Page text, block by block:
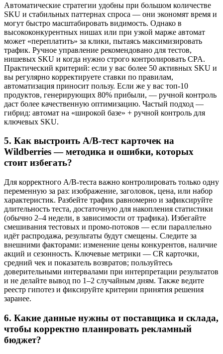
Автоматические стратегии удобны при большом количестве
SKU и стабильных паттернах спроса — они экономят время и
могут быстро масштабировать видимость. Однако в
высококонкурентных нишах или при узкой марже автомат
может «переплатить» за клики, пытаясь максимизировать
трафик. Ручное управление рекомендовано для тестов,
нишевых SKU и когда нужно строго контролировать CPA.
Практический критерий: если у вас более 50 активных SKU и
вы регулярно корректируете ставки по правилам,
автоматизация приносит пользу. Если же у вас топ-10
продуктов, генерирующих 80% прибыли, — ручной контроль
даст более качественную оптимизацию. Частый подход —
гибрид: автомат на «широкой базе» + ручной контроль для
ключевых SKU.
5. Как выстроить A/B-тест карточек на
Wildberries — методика и ошибки, которых
стоит избегать?
Для корректного A/B-теста важно контролировать только одну
переменную за раз: изображение, заголовок, цена, или набор
характеристик. Разбейте трафик равномерно и зафиксируйте
длительность теста, достаточную для накопления статистики
(обычно 2–4 недели, в зависимости от трафика). Избегайте
смешивания тестовых и промо-потоков — если параллельно
идёт распродажа, результаты будут смещены. Следите за
внешними факторами: изменение цены конкурентов, наличие
акций и сезонность. Ключевые метрики — CR карточки,
средний чек и показатель возвратов; пользуйтесь
доверительными интервалами при интерпретации результатов
и не делайте вывод по 1–2 случайным дням. Также ведите
реестр гипотез и фиксируйте критерии принятия решения
заранее.
6. Какие данные нужны от поставщика и склада,
чтобы корректно планировать рекламный
бюджет?